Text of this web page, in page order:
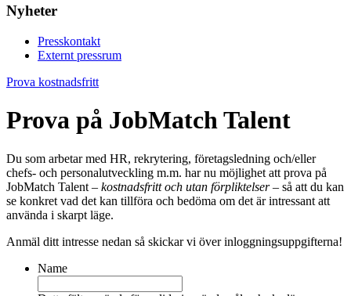
Nyheter
Presskontakt
Externt pressrum
Prova kostnadsfritt
Prova på JobMatch Talent
Du som arbetar med HR, rekrytering, företagsledning och/eller
chefs- och personalutveckling m.m. har nu möjlighet att prova på
JobMatch Talent – kostnadsfritt och utan förpliktelser– så att du kan
se konkret vad det kan tillföra och bedöma om det är intressant att
använda i skarpt läge.
Anmäl ditt intresse nedan så skickar vi över inloggningsuppgifterna!
Name